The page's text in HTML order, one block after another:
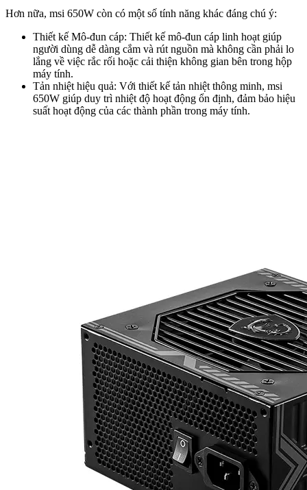
Hơn nữa, msi 650W còn có một số tính năng khác đáng chú ý:
Thiết kế Mô-đun cáp: Thiết kế mô-đun cáp linh hoạt giúp
người dùng dễ dàng cắm và rút nguồn mà không cần phải lo
lắng về việc rắc rối hoặc cải thiện không gian bên trong hộp
máy tính.
Tản nhiệt hiệu quả: Với thiết kế tản nhiệt thông minh, msi
650W giúp duy trì nhiệt độ hoạt động ổn định, đảm bảo hiệu
suất hoạt động của các thành phần trong máy tính.